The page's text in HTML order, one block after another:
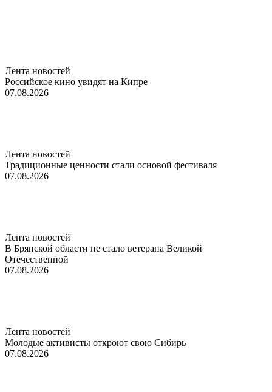
Лента новостей
Российское кино увидят на Кипре
07.08.2026
Лента новостей
Традиционные ценности стали основой фестиваля
07.08.2026
Лента новостей
В Брянской области не стало ветерана Великой
Отечественной
07.08.2026
Лента новостей
Молодые активисты откроют свою Сибирь
07.08.2026